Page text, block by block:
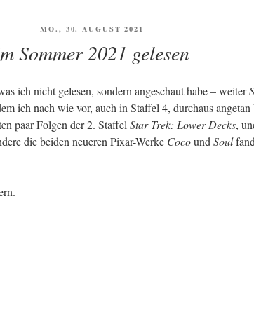
VERÖFFENTLICHT
MO., 30. AUGUST 2021
Sommer 2021 gelesen
ich nicht gele­sen, son­dern ange­schaut habe – wei­ter
ich nach wie vor, auch in Staf­fel 4, durch­aus ange­tan
paar Fol­gen der 2. Staf­fel Star Trek: Lower Decks,
die bei­den neue­ren Pix­ar-Wer­ke Cocound Soul